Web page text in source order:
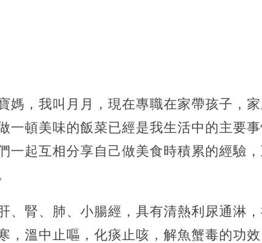
媽，我叫月月，現在專職在家帶孩子，
一頓美味的飯菜已經是我生活中的主要
一起互相分享自己做美食時積累的經驗
、腎、肺、小腸經，具有清熱利尿通淋，
，溫中止嘔，化痰止咳，解魚蟹毒的功